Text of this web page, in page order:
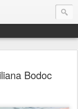
Bodoc